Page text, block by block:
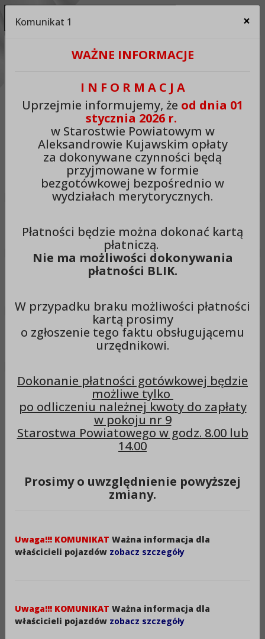
Ukryj panel ułatwień dostępu
A++ Zmień odstęp między literami
Zmień interlinię i margines
Czytaj odnośniki Czytaj tekst
Aleksandrowie Kujawskim
Menu
Menu Starostwo
Wydziały i komórki organizacyjne
Radca Prawny
Radca Prawny
RADCA PRAWNY Starostwa Powiatowego
tel. (54) 282-79-41 lub (54)282-79-00 w 241
SAMODZIELNE STANOWISKO PRACY – RADCA
PRAWNY
2) informowanie o zmianach w obowiązującym
stanie prawnym w zakresie działania Powiatu;
Komunikat 1 ×
WAŻNE INFORMACJE
I N F O R M A C J A
Uprzejmie informujemy, że od dnia 01
stycznia 2026 r.
w Starostwie Powiatowym w
Aleksandrowie Kujawskim opłaty
za dokonywane czynności będą
przyjmowane w formie
bezgotówkowej bezpośrednio w
wydziałach merytorycznych.
Płatności będzie można dokonać kartą
płatniczą.
Nie ma możliwości dokonywania
płatności BLIK.
W przypadku braku możliwości płatności
kartą prosimy
o zgłoszenie tego faktu obsługującemu
urzędnikowi.
Dokonanie płatności gotówkowej będzie
możliwe tylko
po odliczeniu należnej kwoty do zapłaty
w pokoju nr 9
Starostwa Powiatowego w godz. 8.00 lub
14.00
Prosimy o uwzględnienie powyższej
zmiany.
Uwaga!!! KOMUNIKAT Ważna informacja dla
właścicieli pojazdów zobacz szczegóły
Uwaga!!! KOMUNIKAT Ważna informacja dla
właścicieli pojazdów zobacz szczegóły